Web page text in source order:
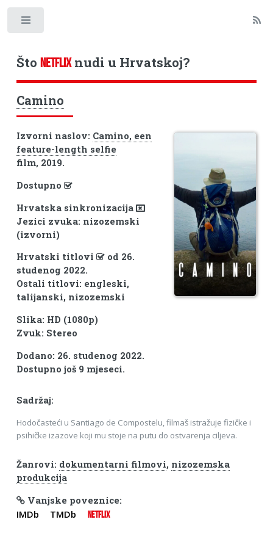
Što NETFLIXnudi u Hrvatskoj?
Camino
Izvorni naslov: Camino, een
feature-length selfie
film, 2019.
Dostupno
Hrvatska sinkronizacija
Jezici zvuka: nizozemski
(izvorni)
Hrvatski titlovi
od 26.
studenog 2022.
Ostali titlovi: engleski,
talijanski, nizozemski
Slika: HD (1080p)
Zvuk: Stereo
Dodano: 26. studenog 2022.
Dostupno još 9 mjeseci.
Sadržaj:
Hodočasteći u Santiago de Compostelu, filmaš istražuje fizičke i
psihičke izazove koji mu stoje na putu do ostvarenja ciljeva.
Žanrovi: dokumentarni filmovi, nizozemska
produkcija
Vanjske poveznice:
IMDb TMDb NETFLIX